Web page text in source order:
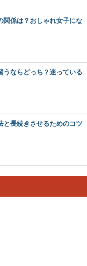
関係は？おしゃれ女子にな
うならどっち？迷っている
と長続きさせるためのコツ